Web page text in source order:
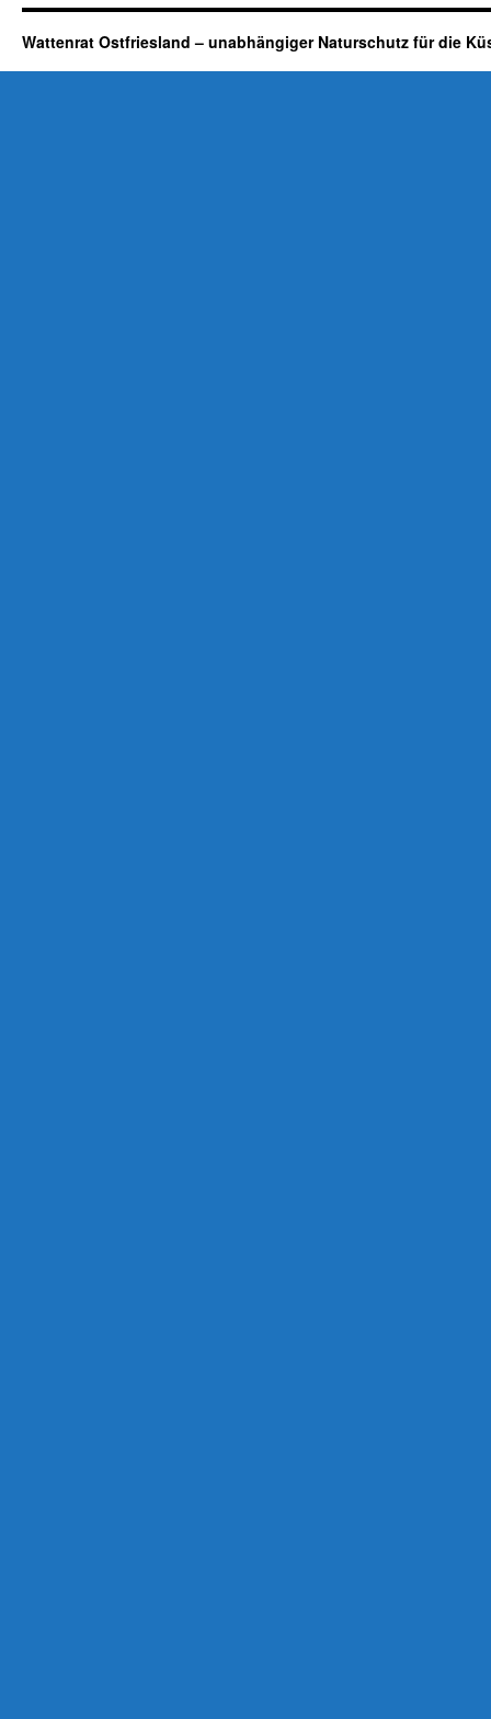
Wattenrat Ostfriesland – unabhängiger Naturschutz für die